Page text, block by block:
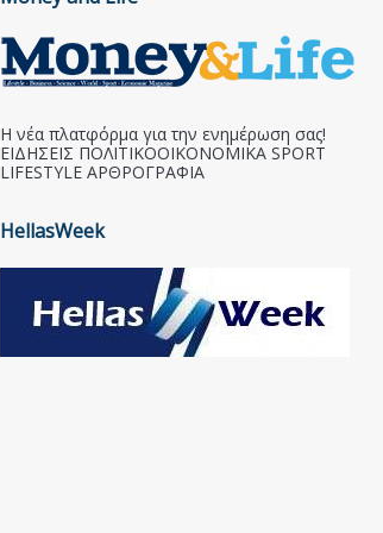
Η νέα πλατφόρμα για την ενημέρωση σας!
ΕΙΔΗΣΕΙΣ ΠΟΛΙΤΙΚΟΟΙΚΟΝΟΜΙΚΑ SPORT
LIFESTYLE ΑΡΘΡΟΓΡΑΦΙΑ
HellasWeek